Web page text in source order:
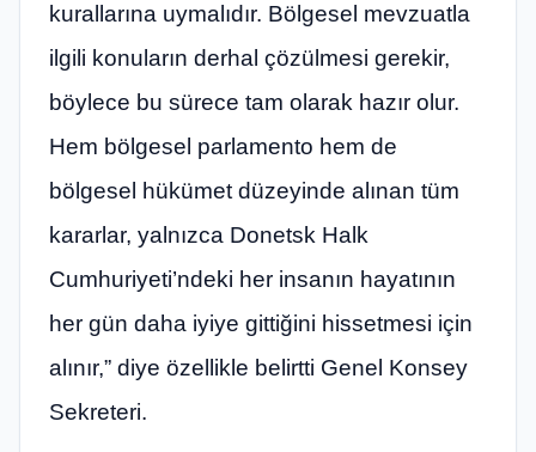
kurallarına uymalıdır. Bölgesel mevzuatla
ilgili konuların derhal çözülmesi gerekir,
böylece bu sürece tam olarak hazır olur.
Hem bölgesel parlamento hem de
bölgesel hükümet düzeyinde alınan tüm
kararlar, yalnızca Donetsk Halk
Cumhuriyeti’ndeki her insanın hayatının
her gün daha iyiye gittiğini hissetmesi için
alınır,” diye özellikle belirtti Genel Konsey
Sekreteri.